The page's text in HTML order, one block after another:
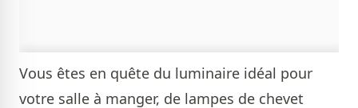
Vous êtes en quête du luminaire idéal pour
votre salle à manger, de lampes de chevet